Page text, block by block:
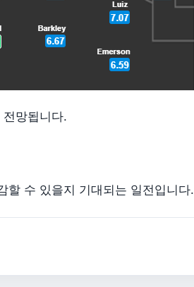
망됩니다.
할 수 있을지 기대되는 일전입니다.